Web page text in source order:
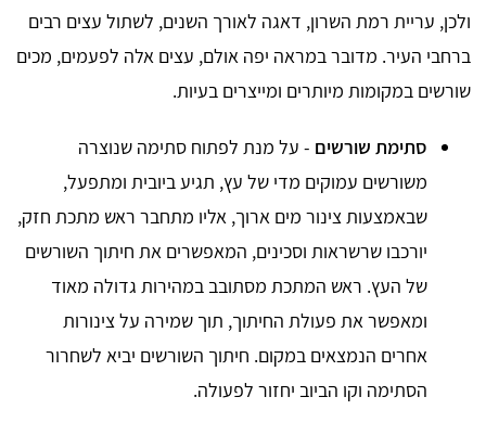
ולכן, עריית רמת השרון, דאגה לאורך השנים, לשתול עצים רבים
ברחבי העיר. מדובר במראה יפה אולם, עצים אלה לפעמים, מכים
שורשים במקומות מיותרים ומייצרים בעיות.
סתימת שורשים - על מנת לפתוח סתימה שנוצרה
משורשים עמוקים מדי של עץ, תגיע ביובית ומתפעל,
שבאמצעות צינור מים ארוך, אליו מתחבר ראש מתכת חזק,
יורכבו שרשראות וסכינים, המאפשרים את חיתוך השורשים
של העץ. ראש המתכת מסתובב במהירות גדולה מאוד
ומאפשר את פעולת החיתוך, תוך שמירה על צינורות
אחרים הנמצאים במקום. חיתוך השורשים יביא לשחרור
הסתימה וקו הביוב יחזור לפעולה.